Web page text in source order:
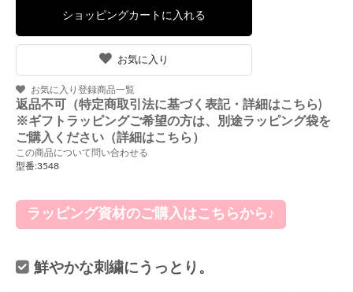
お気に入り
お気に入り登録商品一覧
返品不可（特定商取引法に基づく表記・詳細はこちら)
※ギフトラッピングご希望の方は、別途ラッピング袋を
ご購入ください（詳細はこちら）
この商品について問い合わせる
型番:3548
ラッピング資材のご購入はこちらから♪
鮮やかな刺繍にうっとり。